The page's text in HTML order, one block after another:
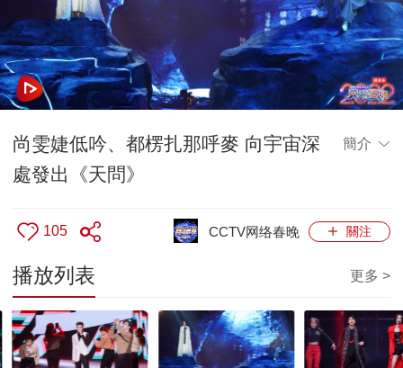
尚雯婕低吟、都楞扎那呼麥 向宇宙深
處發出《天問》
簡介
105 關注
CCTV网络春晚
播放列表 更多 >